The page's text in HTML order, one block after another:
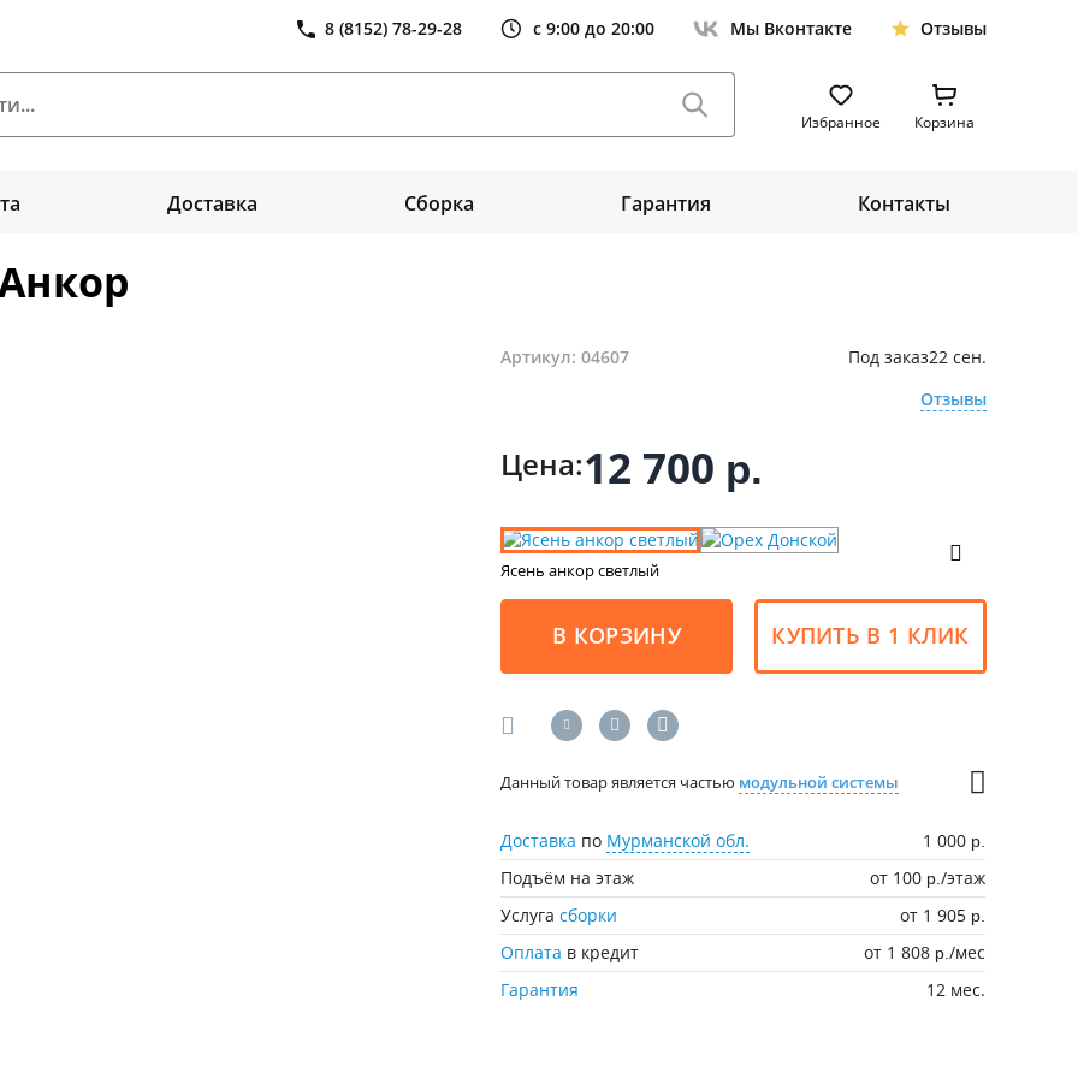
8 (8152) 78-29-28 с 9:00 до 20:00 Мы Вконтакте Отзывы
Избранное Корзина
Доставка Сборка Гарантия Контакты
Артикул: 04607 Под заказ22 сен.
Отзывы
Цена:12 700 р.
Ясень анкор светлый
В КОРЗИНУ КУПИТЬ В 1 КЛИК
Данный товар является частью модульной системы
Доставка по Мурманской обл. 1 000 р.
Подъём на этаж от 100 р./этаж
Услугасборки от 1 905 р.
Оплата в кредит от 1 808 р./мес
Гарантия
12 мес.